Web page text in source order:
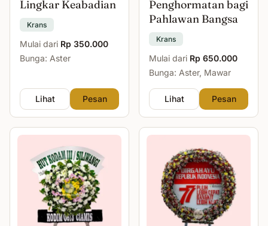
Lingkar Keabadian
Krans
Mulai dari Rp 350.000
Bunga: Aster
Lihat Pesan
Penghormatan bagi
Pahlawan Bangsa
Krans
Mulai dari Rp 650.000
Bunga: Aster, Mawar
Lihat Pesan